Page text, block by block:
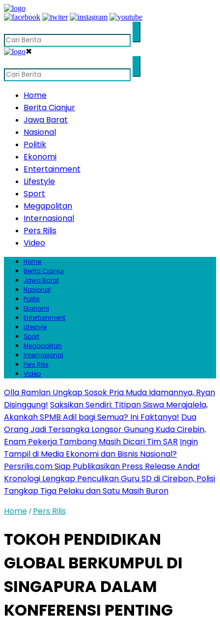
✖
Home
Berita Cianjur
Jawa Barat
Nasional
Politik
Ekonomi
Entertainment
Lifestyle
Sport
Megapolitan
Internasional
Pers Rilis
Video
Home
Berita Cianjur
Jawa Barat
Nasional
Politik
Ekonomi
Entertainment
Lifestyle
Sport
Megapolitan
Internasional
Pers Rilis
Video
Olla Ramlan Ungkap Sosok Pria Muda Idamannya, Ryan
Disinggung! Saksikan Sendiri: Titipan Siswa Merajalela,
Akankah SPMB Adil bagi Semua? Ini Faktanya! Dua
Orang Jadi Tersangka Longsor Gunung Kuda Cirebin,
Enam Pekerja Tambang Masih Dicari Tim SAR Ingin
Tampil di Media Ekonomi dan Bisnis Nasional?
Persrilis.com Siap Publikasikan Press Release Anda!
Kronologi Lengkap Penculikan Guru SD di Cirebon, Polisi
Tangkap Tiga Pelaku dan Satu Masih Buron
Home / Pers Rilis
TOKOH PENDIDIKAN
GLOBAL BERKUMPUL DI
SINGAPURA DALAM
KONFERENSI PENTING